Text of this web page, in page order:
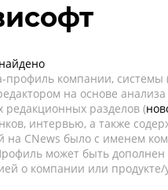
компании, системы
на основе
редакционных разделов (
интервью, а также
на CNews было с именем
может быть
о компании или продукте/